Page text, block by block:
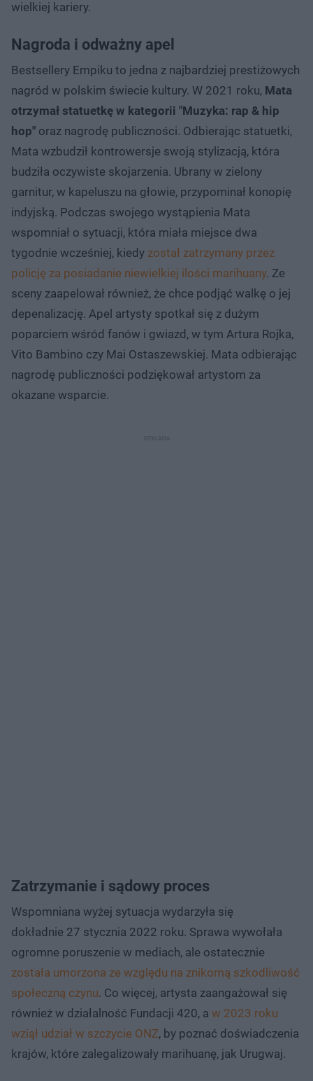
wielkiej kariery.
Nagroda i odważny apel
Bestsellery Empiku to jedna z najbardziej prestiżowych
nagród w polskim świecie kultury. W 2021 roku, Mata
otrzymał statuetkę w kategorii "Muzyka: rap & hip
hop" oraz nagrodę publiczności. Odbierając statuetki,
Mata wzbudził kontrowersje swoją stylizacją, która
budziła oczywiste skojarzenia. Ubrany w zielony
garnitur, w kapeluszu na głowie, przypominał konopię
indyjską. Podczas swojego wystąpienia Mata
wspomniał o sytuacji, która miała miejsce dwa
tygodnie wcześniej, kiedy został zatrzymany przez
policję za posiadanie niewielkiej ilości marihuany. Ze
sceny zaapelował również, że chce podjąć walkę o jej
depenalizację. Apel artysty spotkał się z dużym
poparciem wśród fanów i gwiazd, w tym Artura Rojka,
Vito Bambino czy Mai Ostaszewskiej. Mata odbierając
nagrodę publiczności podziękował artystom za
okazane wsparcie.
Zatrzymanie i sądowy proces
Wspomniana wyżej sytuacja wydarzyła się
dokładnie 27 stycznia 2022 roku. Sprawa wywołała
ogromne poruszenie w mediach, ale ostatecznie
została umorzona ze względu na znikomą szkodliwość
społeczną czynu. Co więcej, artysta zaangażował się
również w działalność Fundacji 420, a w 2023 roku
wziął udział w szczycie ONZ, by poznać doświadczenia
krajów, które zalegalizowały marihuanę, jak Urugwaj.